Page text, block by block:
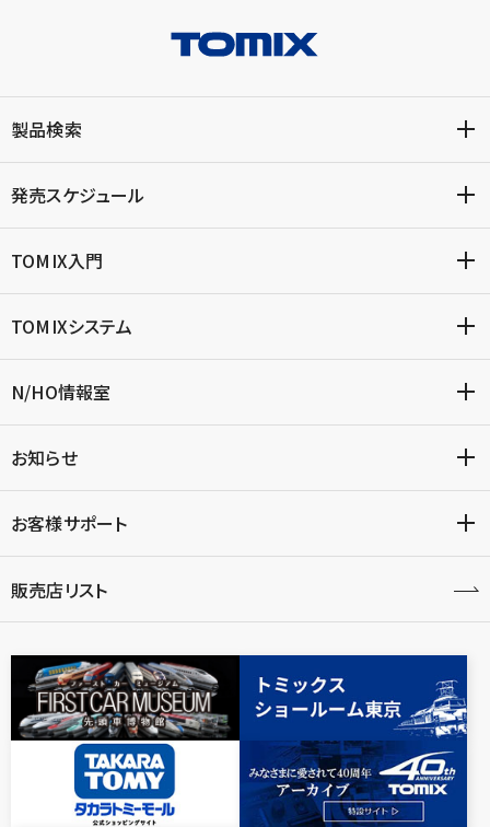
製品検索
発売スケジュール
TOMIX入門
TOMIXシステム
N/HO情報室
お知らせ
お客様サポート
販売店リスト